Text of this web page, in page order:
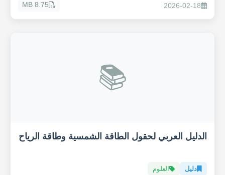
2026-02-18
8.75 MB
📚
الدليل العربي لحقول الطاقة الشمسية وطاقة الرياح
دليل العلوم